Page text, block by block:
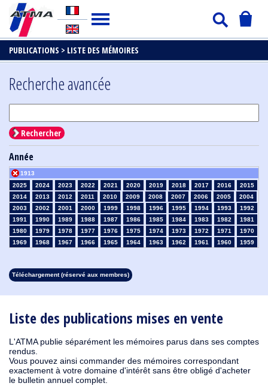
PUBLICATIONS > LISTE DES MÉMOIRES
Liste des publications mises en vente
L'ATMA publie séparément les mémoires parus dans ses comptes
rendus.
Vous pouvez ainsi commander des mémoires correspondant
exactement à votre domaine d'intérêt sans être obligé d'acheter
le bulletin annuel complet.
Recherche avancée
Rechercher
Année
2025 2024 2023 2022 2021 2020 2019 2018 2017 2016
2015
2014
2013 2012 2011 2010 2009 2008 2007 2006 2005
2004
2003
2002 2001 2000 1999 1998 1996 1995 1994 1993
1992
1991
1990 1989 1988 1987 1986 1985 1984 1983 1982
1981
1980
1979 1978 1977 1976 1975 1974 1973 1972 1971
1970
1969
1968 1967 1966 1965 1964 1963 1962 1961 1960
1959
1931
1930 1929 1928 1927 1926
1913
Téléchargement (réservé aux membres)